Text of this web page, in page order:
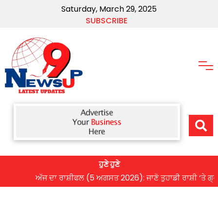
Saturday, March 29, 2025
SUBSCRIBE
ਹੁਣੇ ਹੁਣੇ
ਅੱਜ ਦਾ ਰਾਸ਼ੀਫਲ (5 ਅਗਸਤ 2026): ਜਾਣੋ ਤੁਹਾਡੀ ਰਾਸ਼ੀ ‘ਤੇ